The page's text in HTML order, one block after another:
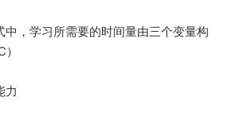
中，学习所需要的时间量由三个变量构
力